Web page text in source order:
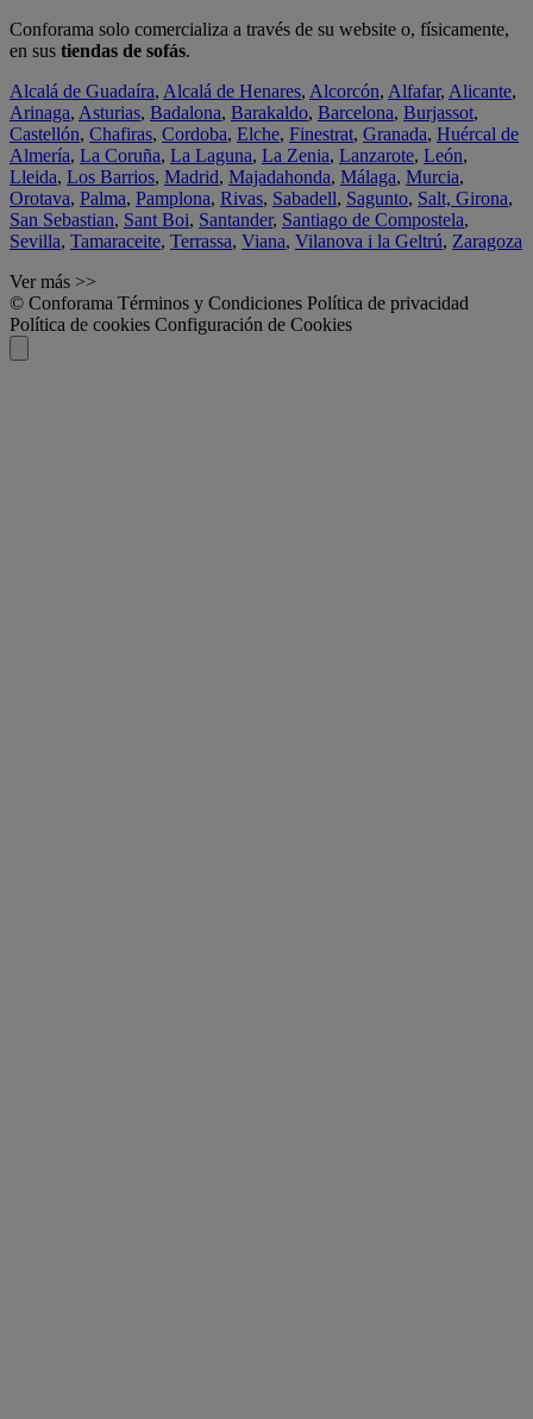
Conforama solo comercializa a través de su website o, físicamente,
en sus tiendas de sofás.
Alcalá de Guadaíra, Alcalá de Henares, Alcorcón, Alfafar, Alicante,
Arinaga, Asturias, Badalona, Barakaldo, Barcelona, Burjassot,
Castellón, Chafiras, Cordoba, Elche, Finestrat, Granada, Huércal de
Almería, La Coruña, La Laguna, La Zenia, Lanzarote, León,
Lleida, Los Barrios, Madrid, Majadahonda, Málaga, Murcia,
Orotava, Palma, Pamplona, Rivas, Sabadell, Sagunto, Salt, Girona,
San Sebastian, Sant Boi, Santander, Santiago de Compostela,
Sevilla, Tamaraceite, Terrassa, Viana, Vilanova i la Geltrú, Zaragoza
Ver más >>
© Conforama Términos y Condiciones Política de privacidad
Política de cookies Configuración de Cookies